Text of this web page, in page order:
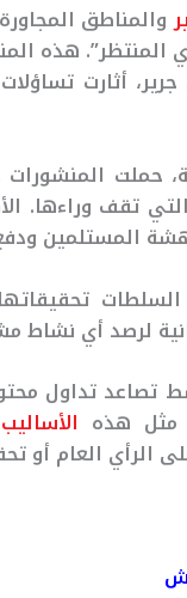
والمناطق
هذه
أثارت
حملت المنشورات
تقف وراءها.
المستلمين
لرصد أي نشاط
تداول
هذه الأساليب
الرأي العام أو